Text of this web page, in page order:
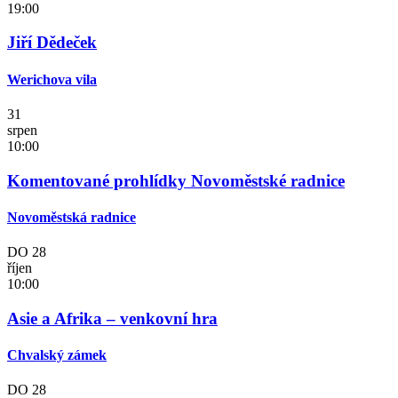
19:00
Jiří Dědeček
Werichova vila
31
srpen
10:00
Komentované prohlídky Novoměstské radnice
Novoměstská radnice
DO 28
říjen
10:00
Asie a Afrika – venkovní hra
Chvalský zámek
DO 28